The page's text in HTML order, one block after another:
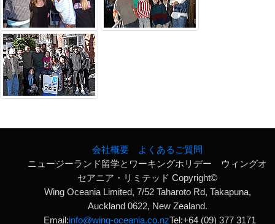
会社概要
よくあるご質問
ニュージーランド留学とワーキングホリデー ウィングオ
セアニア・リミテッド Copyright©
Wing Oceania Limited, 7/52 Taharoto Rd, Takapuna,
Auckland 0622, New Zealand.
Email:info@wing-oceania.co.nzTel:+64 (09) 377 3171